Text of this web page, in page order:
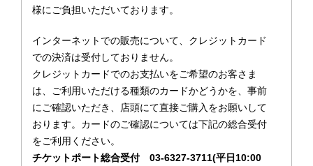
様にご負担いただいております。
インターネットでの販売について、クレジットカード
での決済は受付しておりません。
クレジットカードでのお支払いをご希望のお客さま
は、ご利用いただける種類のカードかどうかを、事前
にご確認いただき、店頭にて直接ご購入をお願いして
おります。カードのご確認については下記の総合受付
をご利用ください。
チケットポート総合受付 03-6327-3711(平日10:00